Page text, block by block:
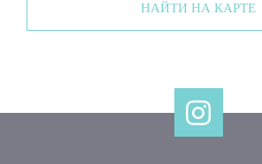
НАЙТИ НА КАРТЕ